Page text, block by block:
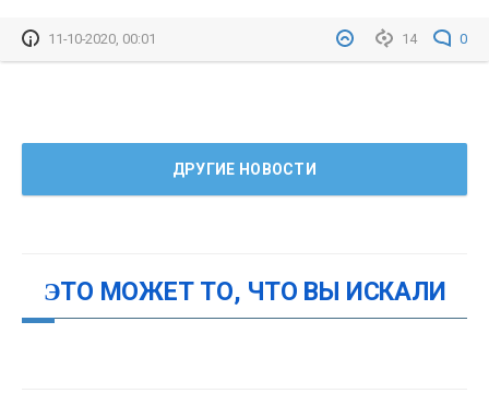
14 0
11-10-2020, 00:01
ДРУГИЕ НОВОСТИ
ЭТО МОЖЕТ ТО, ЧТО ВЫ ИСКАЛИ